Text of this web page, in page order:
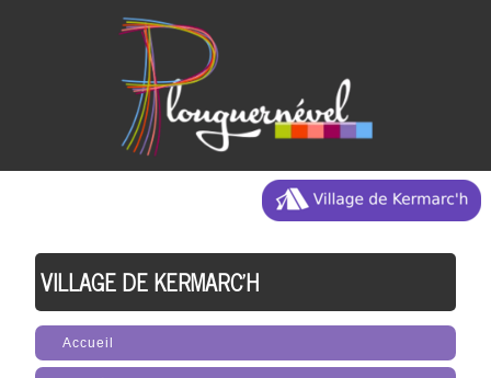
VILLAGE DE KERMARC'H
Accueil